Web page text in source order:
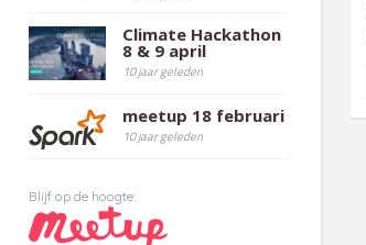
Climate Hackathon
8 & 9 april
10 jaar geleden
meetup 18 februari
10 jaar geleden
Blijf op de hoogte: